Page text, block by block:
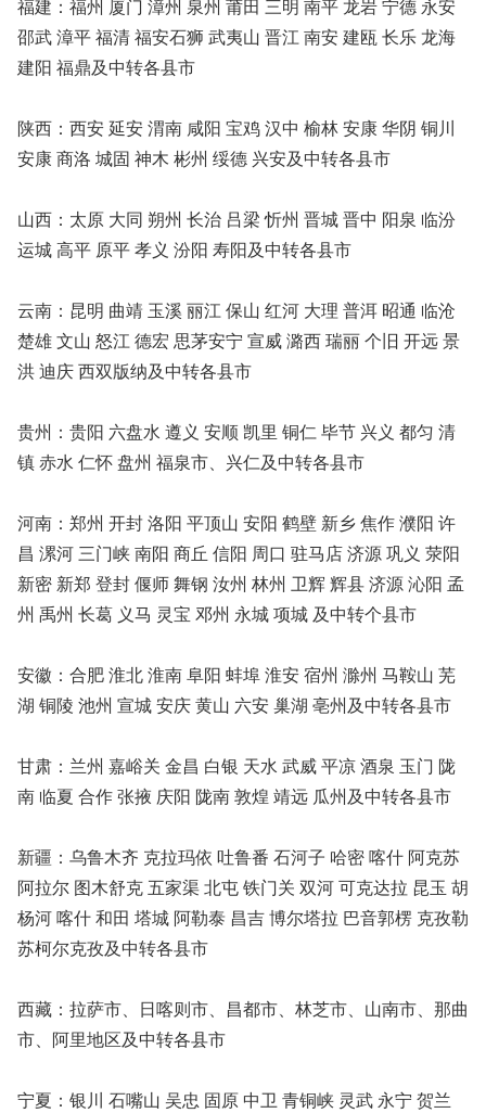
福建：福州 厦门 漳州 泉州 莆田 三明 南平 龙岩 宁德 永安
邵武 漳平 福清 福安石狮 武夷山 晋江 南安 建瓯 长乐 龙海
建阳 福鼎及中转各县市
陕西：西安 延安 渭南 咸阳 宝鸡 汉中 榆林 安康 华阴 铜川
安康 商洛 城固 神木 彬州 绥德 兴安及中转各县市
山西：太原 大同 朔州 长治 吕梁 忻州 晋城 晋中 阳泉 临汾
运城 高平 原平 孝义 汾阳 寿阳及中转各县市
云南：昆明 曲靖 玉溪 丽江 保山 红河 大理 普洱 昭通 临沧
楚雄 文山 怒江 德宏 思茅安宁 宣威 潞西 瑞丽 个旧 开远 景
洪 迪庆 西双版纳及中转各县市
贵州：贵阳 六盘水 遵义 安顺 凯里 铜仁 毕节 兴义 都匀 清
镇 赤水 仁怀 盘州 福泉市、兴仁及中转各县市
河南：郑州 开封 洛阳 平顶山 安阳 鹤壁 新乡 焦作 濮阳 许
昌 漯河 三门峡 南阳 商丘 信阳 周口 驻马店 济源 巩义 荥阳
新密 新郑 登封 偃师 舞钢 汝州 林州 卫辉 辉县 济源 沁阳 孟
州 禹州 长葛 义马 灵宝 邓州 永城 项城 及中转个县市
安徽：合肥 淮北 淮南 阜阳 蚌埠 淮安 宿州 滁州 马鞍山 芜
湖 铜陵 池州 宣城 安庆 黄山 六安 巢湖 亳州及中转各县市
甘肃：兰州 嘉峪关 金昌 白银 天水 武威 平凉 酒泉 玉门 陇
南 临夏 合作 张掖 庆阳 陇南 敦煌 靖远 瓜州及中转各县市
新疆：乌鲁木齐 克拉玛依 吐鲁番 石河子 哈密 喀什 阿克苏
阿拉尔 图木舒克 五家渠 北屯 铁门关 双河 可克达拉 昆玉 胡
杨河 喀什 和田 塔城 阿勒泰 昌吉 博尔塔拉 巴音郭楞 克孜勒
苏柯尔克孜及中转各县市
西藏：拉萨市、日喀则市、昌都市、林芝市、山南市、那曲
市、阿里地区及中转各县市
宁夏：银川 石嘴山 吴忠 固原 中卫 青铜峡 灵武 永宁 贺兰